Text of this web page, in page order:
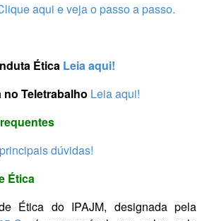
aqui e veja o passo a passo.
Ética Leia aqui!
Teletrabalho Leia aqui!
dúvidas!
Ética
Ética do IPAJM, designada pela